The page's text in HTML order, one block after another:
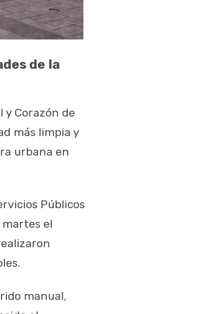
de la
y Corazón de
más limpia y
urbana en
Públicos
martes el
manual,